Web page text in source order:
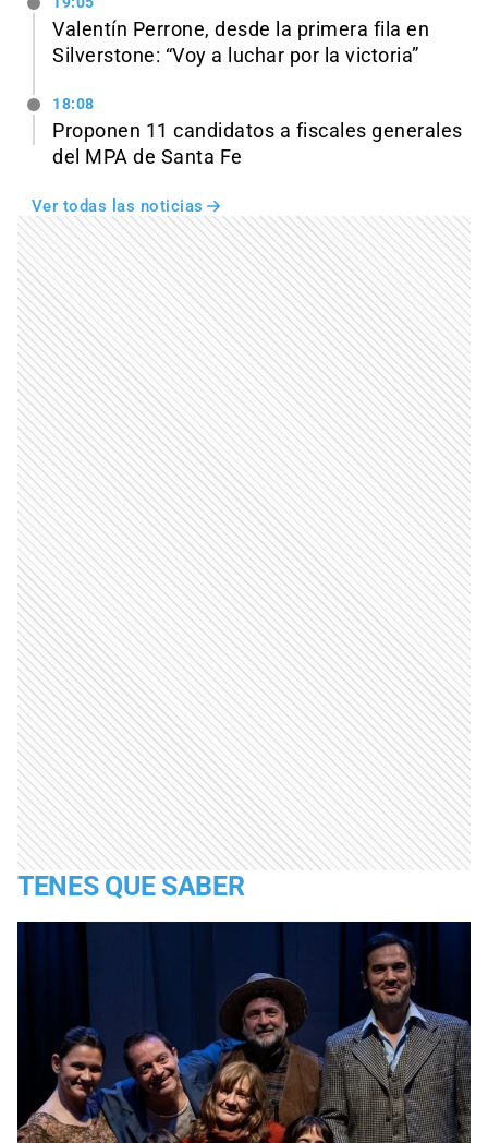
Valentín Perrone, desde la primera fila en
Silverstone: “Voy a luchar por la victoria”
18:08
Proponen 11 candidatos a fiscales generales
del MPA de Santa Fe
Ver todas las noticias
TENES QUE SABER